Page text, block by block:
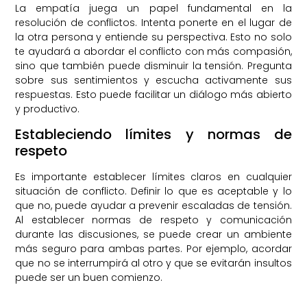
La empatía juega un papel fundamental en la
resolución de conflictos. Intenta ponerte en el lugar de
la otra persona y entiende su perspectiva. Esto no solo
te ayudará a abordar el conflicto con más compasión,
sino que también puede disminuir la tensión. Pregunta
sobre sus sentimientos y escucha activamente sus
respuestas. Esto puede facilitar un diálogo más abierto
y productivo.
Estableciendo límites y normas de
respeto
Es importante establecer límites claros en cualquier
situación de conflicto. Definir lo que es aceptable y lo
que no, puede ayudar a prevenir escaladas de tensión.
Al establecer normas de respeto y comunicación
durante las discusiones, se puede crear un ambiente
más seguro para ambas partes. Por ejemplo, acordar
que no se interrumpirá al otro y que se evitarán insultos
puede ser un buen comienzo.